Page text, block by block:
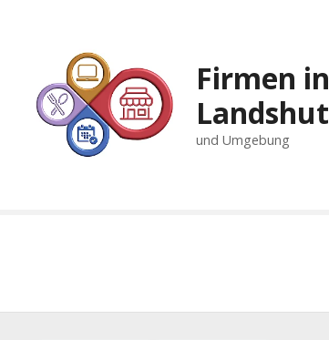
g
Firmen in
Landshut
und Umgebung